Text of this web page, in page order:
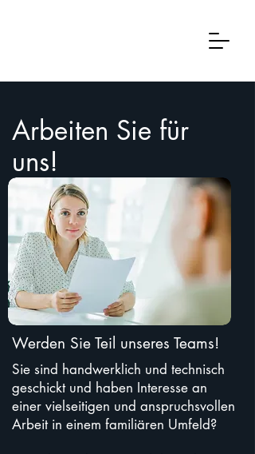
Arbeiten Sie für
uns!
Werden Sie Teil unseres Teams!
Sie sind handwerklich und technisch
geschickt und haben Interesse an
einer vielseitigen und anspruchsvollen
Arbeit in einem familiären Umfeld?